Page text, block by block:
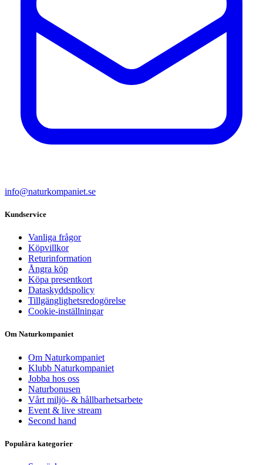
info@naturkompaniet.se
Kundservice
Vanliga frågor
Köpvillkor
Returinformation
Ångra köp
Köpa presentkort
Dataskyddspolicy
Tillgänglighetsredogörelse
Cookie-inställningar
Om Naturkompaniet
Om Naturkompaniet
Klubb Naturkompaniet
Jobba hos oss
Naturbonusen
Vårt miljö- & hållbarhetsarbete
Event & live stream
Second hand
Populära kategorier